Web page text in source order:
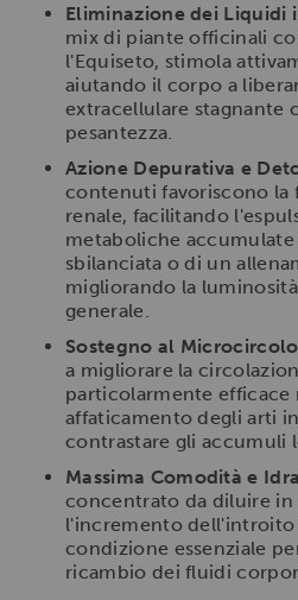
Eliminazione dei Liquidi
mix di piante officinali
l'Equiseto, stimola
aiutando il corpo a
extracellulare stagnante
pesantezza.
Azione Depurativa e
contenuti favoriscono la
renale, facilitando
metaboliche accumulate
sbilanciata o di un
migliorando la
generale.
Sostegno al
a migliorare la
particolarmente efficace
affaticamento degli arti
contrastare gli accumuli
Massima Comodità e
concentrato da diluire in
l'incremento
condizione essenziale
ricambio dei fluidi